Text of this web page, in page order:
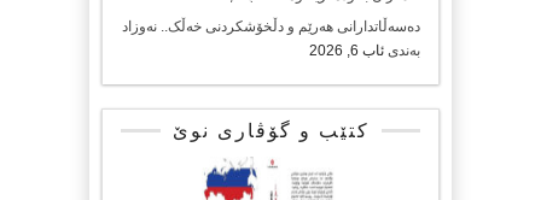
دەسەڵاتدارانی هەرێم و دڵخۆشکردنی خەڵک.. نەوزاد
بەندی ئاب 6, 2026
کتێب و گۆڤاری نوێ